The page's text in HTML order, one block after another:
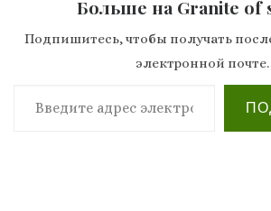
Больше на Granite of
Подпишитесь, чтобы получать
электронной почте.
Введите адрес электронной